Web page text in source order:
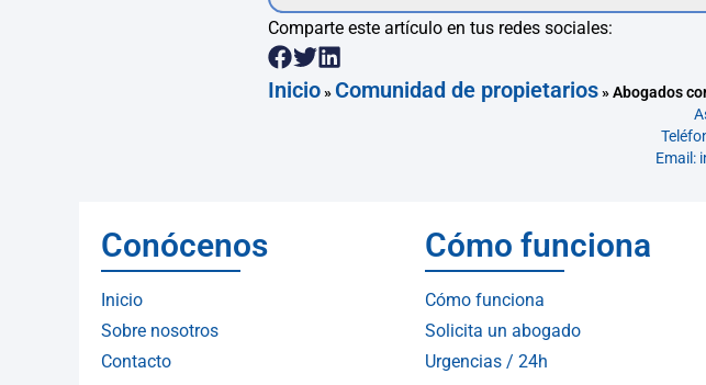
Comparte este artículo en tus redes sociales:
Inicio» Comunidad de propietarios»Abogados
Email:
Conócenos
Inicio
Sobre nosotros
Contacto
Cómo funciona
Cómo funciona
Solicita un abogado
Urgencias / 24h